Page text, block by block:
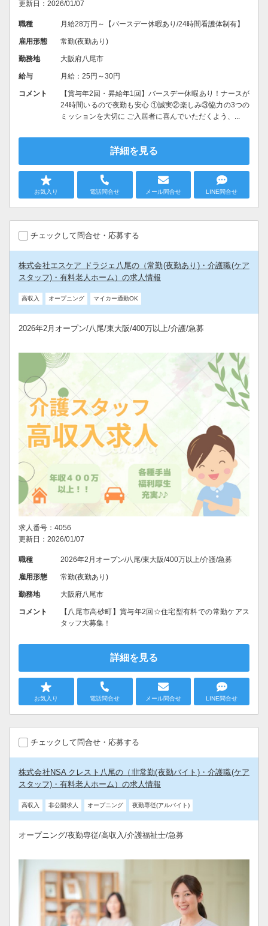
更新日：2026/01/07
職種 月給28万円～【バースデー休暇あり/24時間看護体制有】
雇用形態 常勤(夜勤あり)
勤務地 大阪府八尾市
給与 月給：25円～30円
コメント
【賞与年2回・昇給年1回】バースデー休暇あり！ナースが
24時間いるので夜勤も安心 ①誠実②楽しみ③協力の3つの
ミッションを大切に ご入居者に喜んでいただくよう、...
詳細を見る
お気入り 電話問合せ メール問合せ LINE問合せ
チェックして問合せ・応募する
株式会社エスケア ドラジェ八尾の（常勤(夜勤あり)・介護職(ケア
スタッフ)・有料老人ホーム）の求人情報
高収入 オープニング マイカー通勤OK
2026年2月オープン/八尾/東大阪/400万以上/介護/急募
求人番号：4056
更新日：2026/01/07
職種 2026年2月オープン/八尾/東大阪/400万以上/介護/急募
雇用形態 常勤(夜勤あり)
勤務地 大阪府八尾市
コメント
【八尾市高砂町】賞与年2回☆住宅型有料での常勤ケアス
タッフ大募集！
詳細を見る
お気入り 電話問合せ メール問合せ LINE問合せ
チェックして問合せ・応募する
株式会社NSA クレスト八尾の（非常勤(夜勤バイト)・介護職(ケア
スタッフ)・有料老人ホーム）の求人情報
高収入 非公開求人 オープニング 夜勤専従(アルバイト)
オープニング/夜勤専従/高収入/介護福祉士/急募